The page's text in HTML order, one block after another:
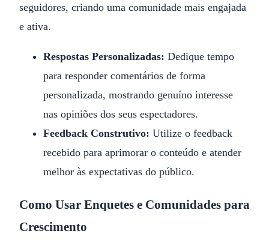
seguidores, criando uma comunidade mais engajada
e ativa.
Respostas Personalizadas: Dedique tempo
para responder comentários de forma
personalizada, mostrando genuíno interesse
nas opiniões dos seus espectadores.
Feedback Construtivo: Utilize o feedback
recebido para aprimorar o conteúdo e atender
melhor às expectativas do público.
Como Usar Enquetes e Comunidades para
Crescimento